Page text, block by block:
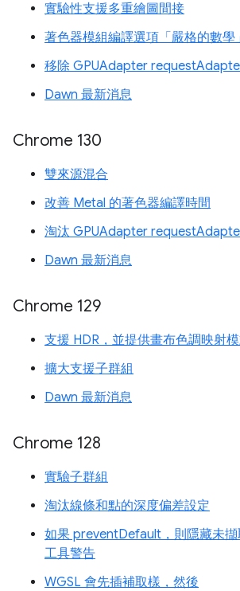
實驗性支援多重繪圖間接
著色器模組編譯選項「嚴格的數學」
移除 GPUAdapter
Dawn 最新消息
Chrome 130
雙來源混合
改善 Metal 的著色器編譯時間
淘汰 GPUAdapter
Dawn 最新消息
Chrome 129
支援 HDR，並提供畫布色調映射
擴大支援子群組
Dawn 最新消息
Chrome 128
實驗子群組
淘汰線條和點的深度偏差設定
如果 preventDefault，則隱藏未
工具警告
WGSL 會先插補取樣，然後